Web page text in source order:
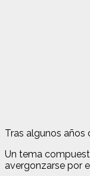
Tras algunos
Un tema
avergonzarse por